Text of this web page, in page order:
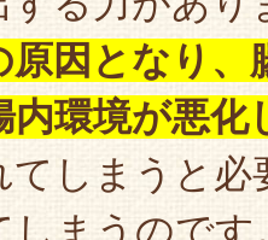
原因となり、
内環境が悪化
てしまうと
しまうのです